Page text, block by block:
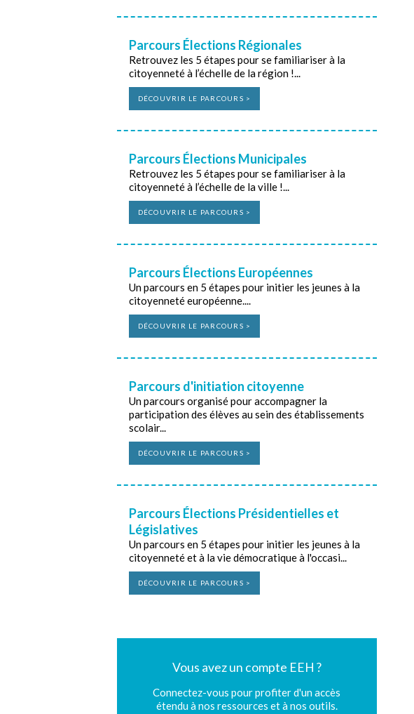
Parcours Élections Régionales
Retrouvez les 5 étapes pour se familiariser à la
citoyenneté à l’échelle de la région !...
DÉCOUVRIR LE PARCOURS >
Parcours Élections Municipales
Retrouvez les 5 étapes pour se familiariser à la
citoyenneté à l’échelle de la ville !...
DÉCOUVRIR LE PARCOURS >
Parcours Élections Européennes
Un parcours en 5 étapes pour initier les jeunes à la
citoyenneté européenne....
DÉCOUVRIR LE PARCOURS >
Parcours d'initiation citoyenne
Un parcours organisé pour accompagner la
participation des élèves au sein des établissements
scolair...
DÉCOUVRIR LE PARCOURS >
Parcours Élections Présidentielles et
Législatives
Un parcours en 5 étapes pour initier les jeunes à la
citoyenneté et à la vie démocratique à l'occasi...
DÉCOUVRIR LE PARCOURS >
Vous avez un compte EEH ?
Connectez-vous pour profiter d'un accès
étendu à nos ressources et à nos outils.